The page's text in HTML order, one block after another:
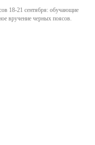
18-21 сентября: обучающие
вручение черных поясов.